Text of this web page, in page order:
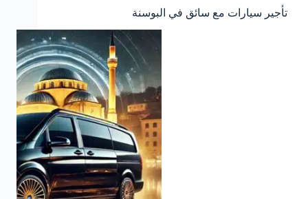
تأجير سيارات مع سائق في البوسنة